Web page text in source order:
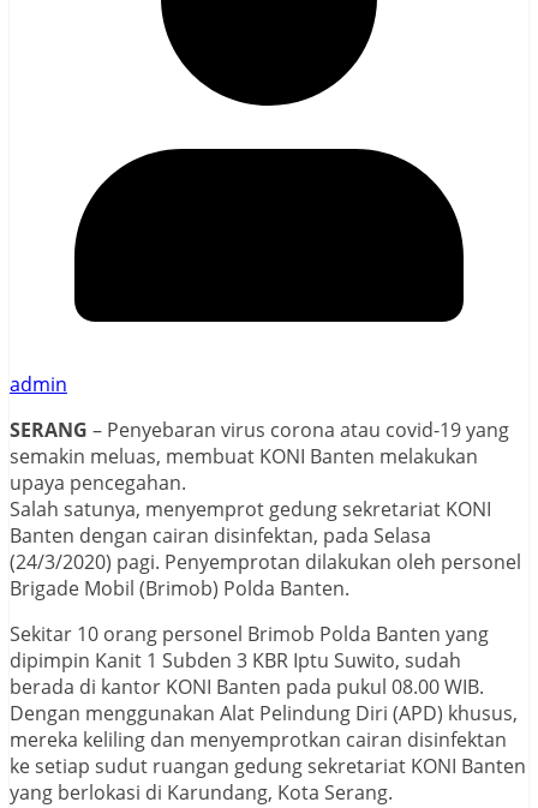
admin
SERANG – Penyebaran virus corona atau covid-19 yang
semakin meluas, membuat KONI Banten melakukan
upaya pencegahan.
Salah satunya, menyemprot gedung sekretariat KONI
Banten dengan cairan disinfektan, pada Selasa
(24/3/2020) pagi. Penyemprotan dilakukan oleh personel
Brigade Mobil (Brimob) Polda Banten.
Sekitar 10 orang personel Brimob Polda Banten yang
dipimpin Kanit 1 Subden 3 KBR Iptu Suwito, sudah
berada di kantor KONI Banten pada pukul 08.00 WIB.
Dengan menggunakan Alat Pelindung Diri (APD) khusus,
mereka keliling dan menyemprotkan cairan disinfektan
ke setiap sudut ruangan gedung sekretariat KONI Banten
yang berlokasi di Karundang, Kota Serang.